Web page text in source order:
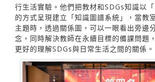
行生活實驗。他們把教材和SDGs知識以
的方式呈現建立「知識圖譜系統」，當教
主題時，透過關係圖，可以一眼看出旁邊
念，同時解決教師在永續目標的備課問題
更好的理解SDGs與日常生活之間的關係。